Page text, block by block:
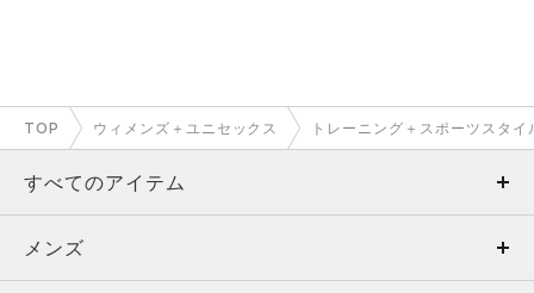
TOP ウィメンズ＋ユニセックス トレーニング＋スポーツスタイ
すべてのアイテム
メンズ
メンズ